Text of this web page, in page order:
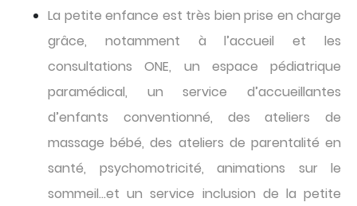
La petite enfance est très bien prise en charge
grâce, notamment à l’accueil et les
consultations ONE, un espace pédiatrique
paramédical, un service d’accueillantes
d’enfants conventionné, des ateliers de
massage bébé, des ateliers de parentalité en
santé, psychomotricité, animations sur le
sommeil…et un service inclusion de la petite